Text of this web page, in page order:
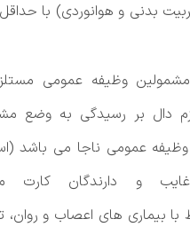
بدنی و هوانوردی) با
وظیفه عمومی
دال بر رسیدگی به وضع
وظیفه عمومی ناجا می باشد
و دارندگان کارت
با بیماری های اعصاب و